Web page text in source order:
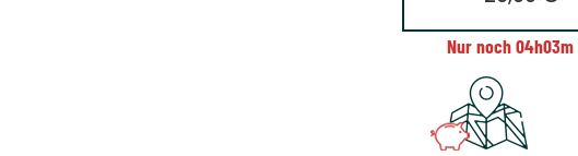
Nur noch04h03m